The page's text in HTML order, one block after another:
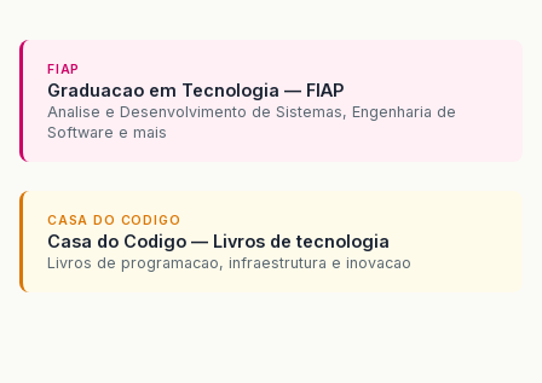
FIAP
Graduacao em Tecnologia — FIAP
Analise e Desenvolvimento de Sistemas, Engenharia de
Software e mais
CASA DO CODIGO
Casa do Codigo — Livros de tecnologia
Livros de programacao, infraestrutura e inovacao